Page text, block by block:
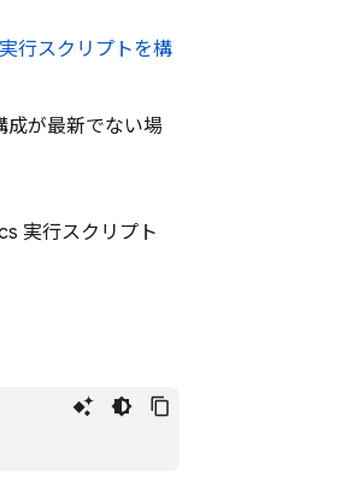
実行スクリプトを構
成が最新でない場
実行スクリプト